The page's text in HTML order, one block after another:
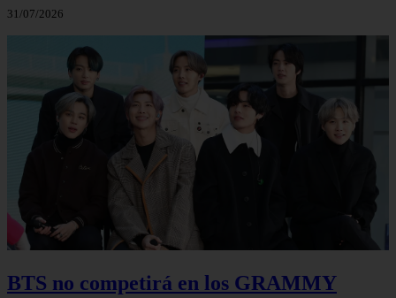
31/07/2026
BTS no competirá en los GRAMMY